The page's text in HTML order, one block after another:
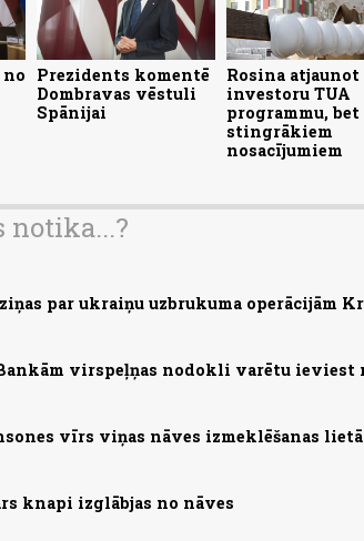
Prezidents komentē
Dombravas vēstuli
Spānijai
Rosina atjaunot
investoru TUA
programmu, bet
stingrākiem
nosacījumiem
notika...?
par ukraiņu uzbrukuma operācijām
virspeļņas nodokli varētu ieviest
vīrs viņas nāves izmeklēšanas
knapi izglābjas no nāves